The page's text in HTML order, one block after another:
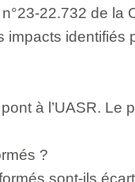
22.732 de la
impacts identifiés
à l’UASR. Le
?
sont-ils